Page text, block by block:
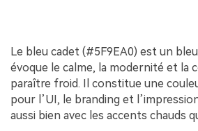
Le bleu cadet (#5F9EA0) est un
évoque le calme, la modernité et la
paraître froid. Il constitue une
pour l’UI, le branding et
aussi bien avec les accents chauds